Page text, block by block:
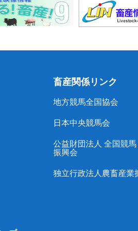
畜産関係リンク
地方競馬全国協会
日本中央競馬会
公益財団法人 全国競
振興会
独立行政法人農畜産業